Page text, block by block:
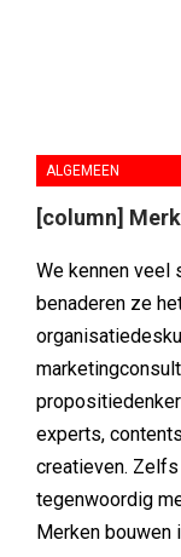
ALGEMEEN
[column]
We kennen veel
benaderen ze
experts,
creatieven.
tegenwoordig
Merken bouwen